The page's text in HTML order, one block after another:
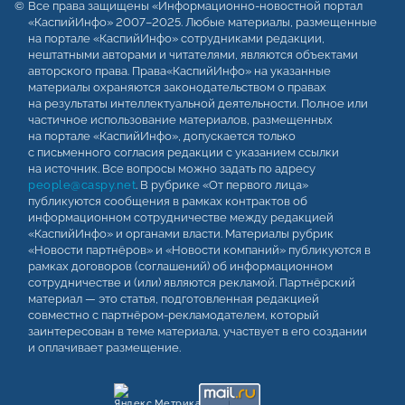
Все права защищены «Информационно-новостной портал
«КаспийИнфо» 2007–2025. Любые материалы, размещенные
на портале «КаспийИнфо» сотрудниками редакции,
нештатными авторами и читателями, являются объектами
авторского права. Права«КаспийИнфо» на указанные
материалы охраняются законодательством о правах
на результаты интеллектуальной деятельности. Полное или
частичное использование материалов, размещенных
на портале «КаспийИнфо», допускается только
с письменного согласия редакции с указанием ссылки
на источник. Все вопросы можно задать по адресу
people@caspy.net. В рубрике «От первого лица»
публикуются сообщения в рамках контрактов об
информационном сотрудничестве между редакцией
«КаспийИнфо» и органами власти. Материалы рубрик
«Новости партнёров» и «Новости компаний» публикуются в
рамках договоров (соглашений) об информационном
сотрудничестве и (или) являются рекламой. Партнёрский
материал — это статья, подготовленная редакцией
совместно с партнёром-рекламодателем, который
заинтересован в теме материала, участвует в его создании
и оплачивает размещение.